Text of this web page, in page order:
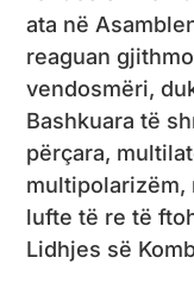
ata në
reaguan
vendosmëri,
Bashkuara të
përçara,
multipolarizëm,
lufte të re të
Lidhjes së